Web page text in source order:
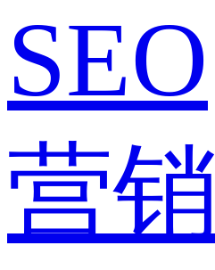
SEO
营销